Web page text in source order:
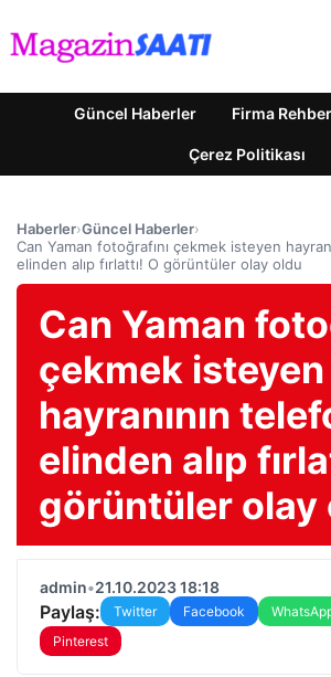
Güncel Haberler Firma
Çerez Politikası
Haberler›Güncel Haberler›
Can Yaman fotoğrafını çekmek isteyen
elinden alıp fırlattı! O görüntüler olay oldu
Can Yaman
çekmek isteyen
hayranının
elinden alıp
görüntüler olay
admin•21.10.2023 18:18
Paylaş: Twitter Facebook
Pinterest